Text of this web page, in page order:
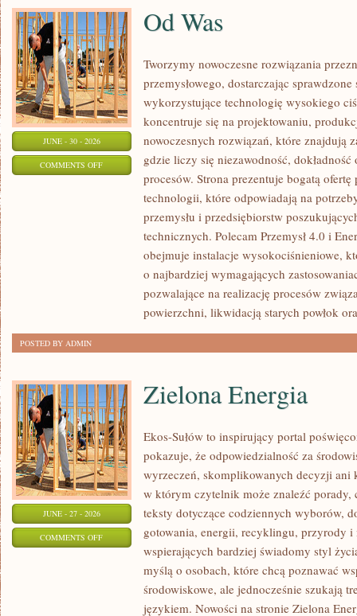
JUNE - 30 - 2026
COMMENTS OFFON
Od Was
Tworzymy nowoczesne rozwiązania
przemysłowego, dostarczając
wykorzystujące technologię wysokiego
koncentruje się na projektowaniu,
nowoczesnych rozwiązań, które znajdują
gdzie liczy się niezawodność,
procesów. Strona prezentuje bogatą ofertę
technologii, które odpowiadają na
przemysłu i przedsiębiorstw
technicznych. Polecam Przemysł 4.0 i
obejmuje instalacje wysokociśnieniowe,
o najbardziej wymagających
pozwalające na realizację procesów
powierzchni, likwidacją starych powłok
POSTED BY ADMIN
JUNE - 27 - 2026
COMMENTS OFFON
Zielona Energia
Ekos-Sułów to inspirujący portal
pokazuje, że odpowiedzialność za
wyrzeczeń, skomplikowanych decyzji ani
w którym czytelnik może znaleźć porady,
teksty dotyczące codziennych wyborów,
gotowania, energii, recyklingu, przyrody i
wspierających bardziej świadomy styl
myślą o osobach, które chcą poznawać
środowiskowe, ale jednocześnie szukają
językiem. Nowości na stronie Zielona